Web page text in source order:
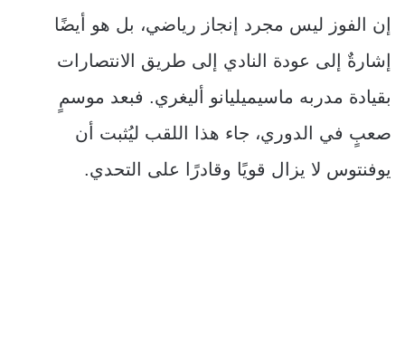
إن الفوز ليس مجرد إنجاز رياضي، بل هو أيضًا
إشارةٌ إلى عودة النادي إلى طريق الانتصارات
بقيادة مدربه ماسيميليانو أليغري. فبعد موسمٍ
صعبٍ في الدوري، جاء هذا اللقب ليُثبت أن
يوفنتوس لا يزال قويًا وقادرًا على التحدي.